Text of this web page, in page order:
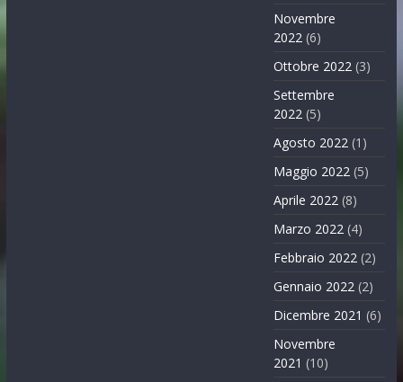
Novembre
2022 (6)
Ottobre 2022 (3)
Settembre
2022 (5)
Agosto 2022 (1)
Maggio 2022 (5)
Aprile 2022 (8)
Marzo 2022 (4)
Febbraio 2022 (2)
Gennaio 2022 (2)
Dicembre 2021 (6)
Novembre
2021 (10)